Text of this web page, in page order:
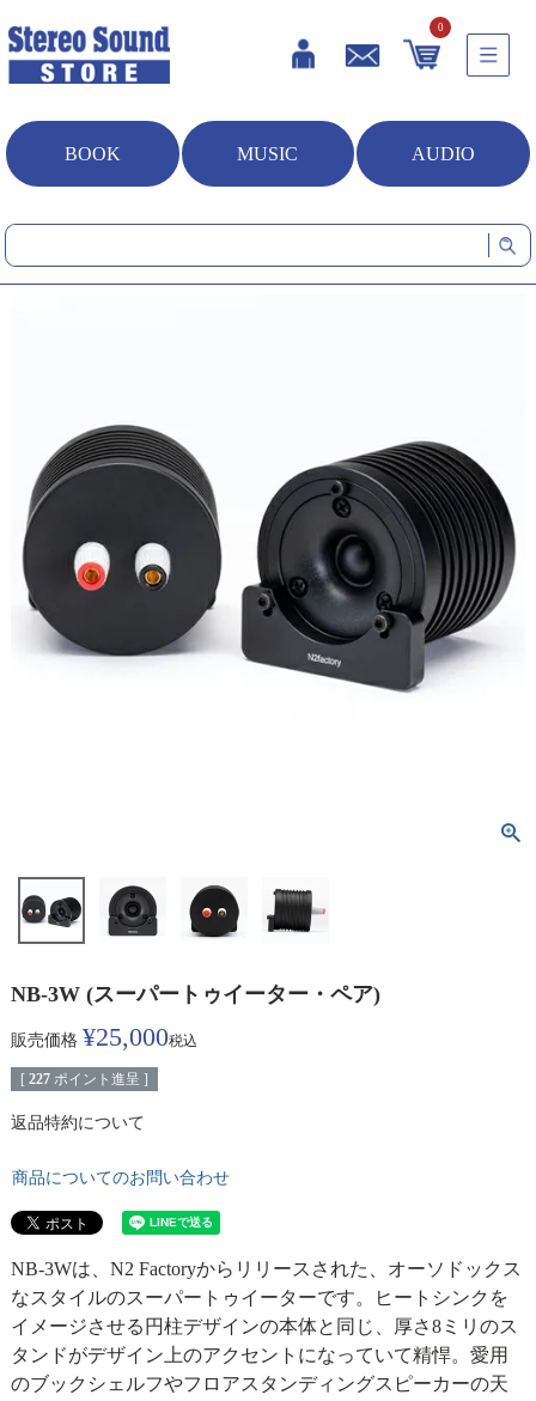
0
BOOK MUSIC AUDIO
NB-3W (スーパートゥイーター・ペア)
販売価格 ¥25,000税込
[ 227 ポイント進呈 ]
返品特約について
商品についてのお問い合わせ
NB-3Wは、N2 Factoryからリリースされた、オーソドックス
なスタイルのスーパートゥイーターです。ヒートシンクを
イメージさせる円柱デザインの本体と同じ、厚さ8ミリのス
タンドがデザイン上のアクセントになっていて精悍。愛用
のブックシェルフやフロアスタンディングスピーカーの天